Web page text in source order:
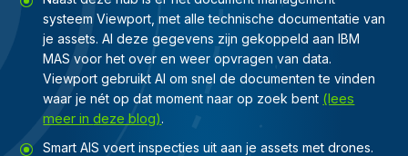
systeem Viewport, met alle technische documentatie van
je assets. Al deze gegevens zijn gekoppeld aan IBM
MAS voor het over en weer opvragen van data.
Viewport gebruikt AI om snel de documenten te vinden
waar je nét op dat moment naar op zoek bent (lees
meer indeze blog).
Smart AIS voert inspecties uit aan je assets met drones.